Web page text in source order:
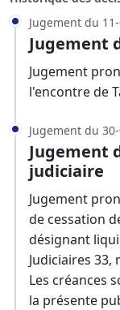
Jugement du
Jugement
Jugement
l'encontre de
Jugement du
Jugement
judiciaire
Jugement
de cessation
désignant
Judiciaires 33,
Les créances
la présente